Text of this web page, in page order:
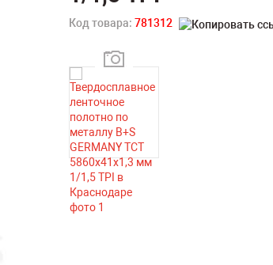
Код товара: 781312